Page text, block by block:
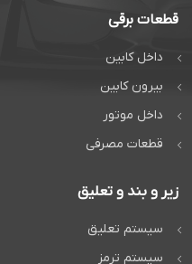
قطعات برقی
داخل کابین
بیرون کابین
داخل موتور
قطعات مصرفی
زیر و بند و تعلیق
سیستم تعلیق
سیستم ترمز